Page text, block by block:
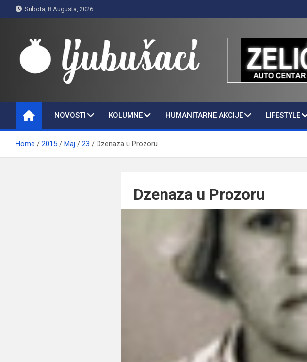
to
Subota, 8 Augusta, 2026
Ljubušaci
NOVOSTI KOLUMNE HUMANITARNE AKCIJE LIFESTYLE
Home 2015 Maj 23 Dzenaza u Prozoru
Dzenaza u Prozoru